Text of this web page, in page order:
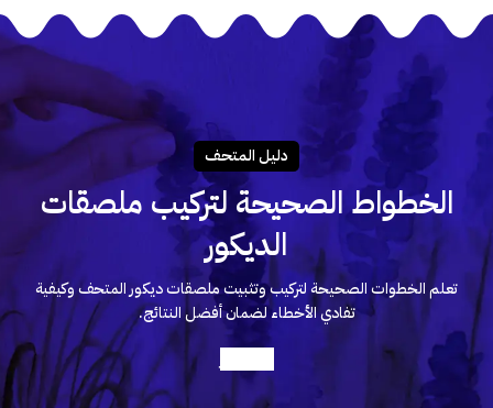
دليـل المتحـف
الخطواط الصحيحة لتركيب ملصقات
الديكور
تعلم الخطوات الصحيحة لتركيب وتثبيت ملصقات ديكور المتحف وكيفية
تفادي الأخطاء لضمان أفضل النتائج.